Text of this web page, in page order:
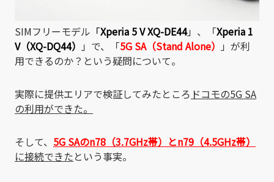
SIMフリーモデル 「Xperia 5 V XQ-DE44」、「Xperia 1
V（XQ-DQ44） 」で、「5G SA（Stand Alone） 」が利
用できるのか？という疑問について。
実際に提供エリアで検証してみたところ ドコモの5G SA
の利用ができた。
そして、 5G SAのn78（3.7GHz帯）とn79（4.5GHz帯）
に接続できたという事実。